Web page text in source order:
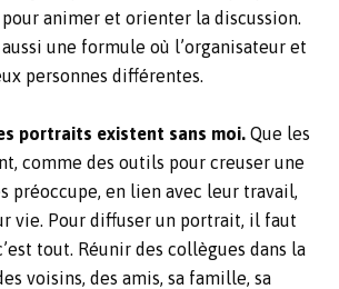
animer et orienter la discussion.
une formule où l’organisateur et
personnes différentes.
portraits existent sans moi. Que les
comme des outils pour creuser une
préoccupe, en lien avec leur travail,
vie. Pour diffuser un portrait, il faut
tout. Réunir des collègues dans la
voisins, des amis, sa famille, sa